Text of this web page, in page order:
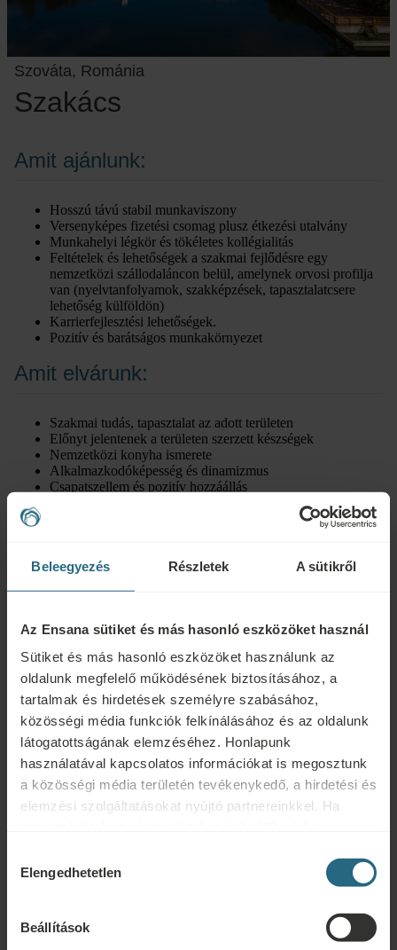
Beleegyezés Részletek A sütikről
Az Ensana sütiket és más hasonló eszközöket használ
Sütiket és más hasonló eszközöket használunk az
oldalunk megfelelő működésének biztosításához, a
tartalmak és hirdetések személyre szabásához,
közösségi média funkciók felkínálásához és az oldalunk
látogatottságának elemzéséhez. Honlapunk
használatával kapcsolatos információkat is megosztunk
a közösségi média területén tevékenykedő, a hirdetési és
elemzési szolgáltatásokat nyújtó partnereinkkel. Ha
eszközöket, kérjük, folytassa a "Részletek" gombra
kattintva.
kiválasztása
Elengedhetetlen
Beállítások
Szováta, Románia
Szakács
Amit ajánlunk:
Hosszú távú stabil munkaviszony
Versenyképes fizetési csomag plusz étkezési utalvány
Munkahelyi légkör és tökéletes kollégialitás
Feltételek és lehetőségek a szakmai fejlődésre egy
nemzetközi szállodaláncon belül, amelynek orvosi profilja
van (nyelvtanfolyamok, szakképzések, tapasztalatcsere
lehetőség külföldön)
Karrierfejlesztési lehetőségek.
Pozitív és barátságos munkakörnyezet
Amit elvárunk:
Szakmai tudás, tapasztalat az adott területen
Előnyt jelentenek a területen szerzett készségek
Nemzetközi konyha ismerete
Alkalmazkodóképesség és dinamizmus
Csapatszellem és pozitív hozzáállás
Kérdések
Ensana szállodáinkkal vagy szolgáltatásainkkal kapcsolatos kérdéseivel
forduljon hozzánk bizalommal. A hűségprogramunkkal kapcsolatos
kérdésekért és válaszokért kattintson ide.
Foglalja le legjobb ajánlatainkat itt. Ha szeretne csatlakozni
hűségprogramunkhoz további kedvezményekért, előnyökért, vagy